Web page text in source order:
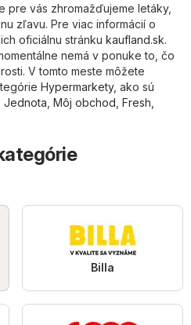
pre vás zhromažďujeme letáky,
zľavu. Pre viac informácií o
oficiálnu stránku kaufland.sk.
nemá v ponuke to, čo
V tomto meste môžete
Hypermarkety, ako sú
Jednota Môj obchod Fresh
Billa